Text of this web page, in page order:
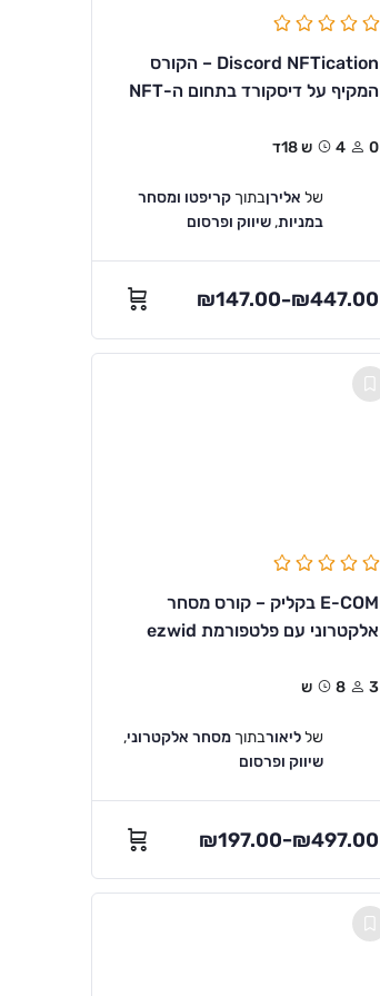
Discord NFTication – הקורס
המקיף על דיסקורד בתחום ה-NFT
0 4ש 18ד
של אלירןבתוך קריפטו ומסחר
במניות, שיווק ופרסום
₪147.00–₪447.00
E-COM בקליק – קורס מסחר
אלקטרוני עם פלטפורמת ezwid
3 8ש
שלליאורבתוך מסחר אלקטרוני,
שיווק ופרסום
₪197.00–₪497.00